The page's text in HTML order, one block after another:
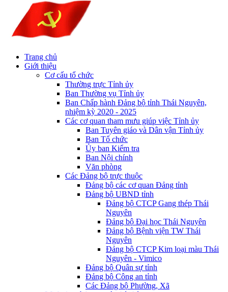
Trang chủ
Giới thiệu
Cơ cấu tổ chức
Thường trực Tỉnh ủy
Ban Thường vụ Tỉnh ủy
Ban Chấp hành Đảng bộ tỉnh Thái Nguyên,
nhiệm kỳ 2020 - 2025
Các cơ quan tham mưu giúp việc Tỉnh ủy
Ban Tuyên giáo và Dân vận Tỉnh ủy
Ban Tổ chức
Ủy ban Kiểm tra
Ban Nội chính
Văn phòng
Các Đảng bộ trực thuộc
Đảng bộ các cơ quan Đảng tỉnh
Đảng bộ UBND tỉnh
Đảng bộ CTCP Gang thép Thái
Nguyên
Đảng bộ Đại học Thái Nguyên
Đảng bộ Bệnh viện TW Thái
Nguyên
Đảng bộ CTCP Kim loại màu Thái
Nguyên - Vimico
Đảng bộ Quân sự tỉnh
Đảng bộ Công an tỉnh
Các Đảng bộ Phường, Xã